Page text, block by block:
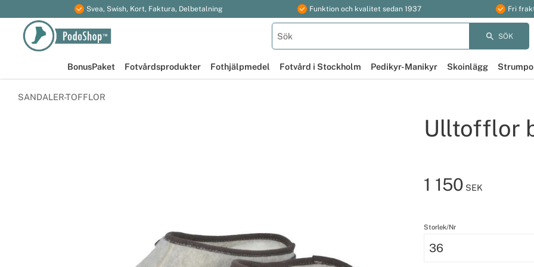
Svea, Swish, Kort, Faktura, Delbetalning Funktion och kvalitet sedan 1937 Fri
SÖK
BonusPaket Fotvårdsprodukter Fothjälpmedel Fotvård i Stockholm Pedikyr-Manikyr Skoinlägg
SANDALER-TOFFLOR
Ulltofflor
1 150 SEK
Storlek/Nr